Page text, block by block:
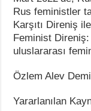
Rus feministler
Karşıtı Direniş
Feminist
uluslararası
Özlem Alev
Yararlanılan